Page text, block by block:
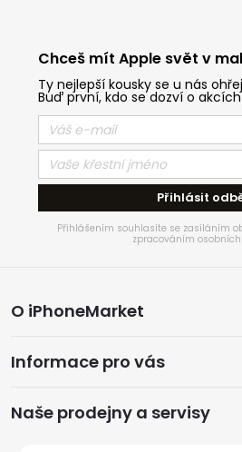
Chceš mít Apple svět v
Ty nejlepší kousky se u nás
Buď první, kdo se dozví o
Přihlásit
Přihlášením souhlasíte se zasíláním
zpracováním
á
p
a
O iPhoneMarket
Informace pro vás
Naše prodejny a servisy